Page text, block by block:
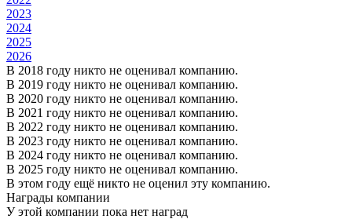
2023
2024
2025
2026
В 2018 году никто не оценивал компанию.
В 2019 году никто не оценивал компанию.
В 2020 году никто не оценивал компанию.
В 2021 году никто не оценивал компанию.
В 2022 году никто не оценивал компанию.
В 2023 году никто не оценивал компанию.
В 2024 году никто не оценивал компанию.
В 2025 году никто не оценивал компанию.
В этом году ещё никто не оценил эту компанию.
Награды компании
У этой компании пока нет наград